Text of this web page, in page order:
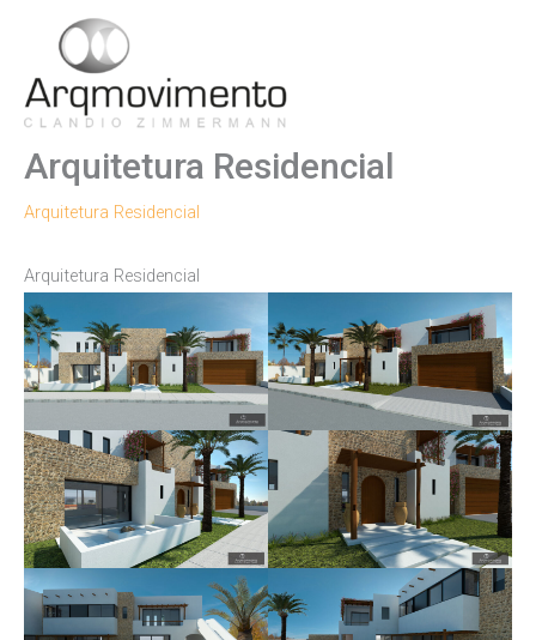
conteúdo
Arquitetura Residencial
Arquitetura Residencial
Arquitetura Residencial